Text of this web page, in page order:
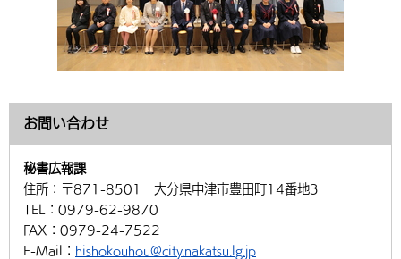
お問い合わせ
秘書広報課
住所： 〒871-8501 大分県中津市豊田町14番地3
TEL： 0979-62-9870
FAX： 0979-24-7522
E-Mail： hishokouhou@city.nakatsu.lg.jp